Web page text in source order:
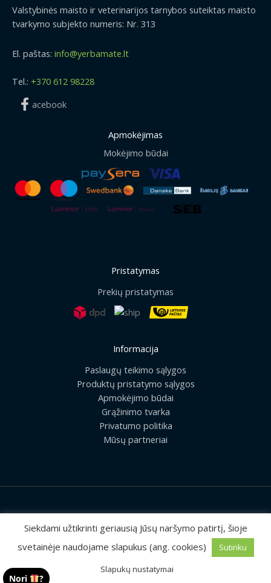
Valstybinės maisto ir veterinarijos tarnybos suteiktas maisto
tvarkymo subjekto numeris: Nr. 313
El. paštas: info@yerbamate.lt
Tel.: +370 612 98228
acebook
Apmokėjimas
Mokėjimo būdai
Pristatymas
Prekių pristatymas
Informacija
Paslaugų teikimo sąlygos
Produktų pristatymo sąlygos
Apmokėjimo būdai
Grąžinimo tvarka
Privatumo politika
Mūsų partneriai
2026 © Visos teisės saugomos | UAB „Rilis“
Sprendimas:MEDIAERN
Siekdami užtikrinti geriausią Jūsų naršymo patirtį, šioje
svetainėje naudojame slapukus (ang. cookies)
Sutinku
Slapukų nustatymai
Nori ?